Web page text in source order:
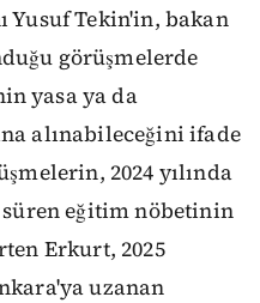
Tekin'in, bakan
görüşmelerde
yasa ya da
alınabileceğini ifade
2024 yılında
eğitim nöbetinin
Erkurt, 2025
uzanan